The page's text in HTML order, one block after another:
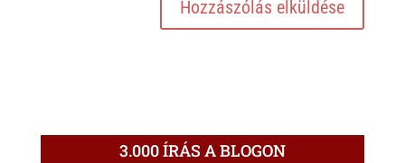
3.000 ÍRÁS A BLOGON